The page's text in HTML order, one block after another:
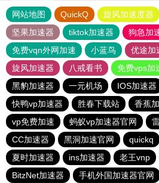
网站地图 QuickQ 旋风加速度器
坚果加速器
tiktok加速器
狗急加
免费vqn外网加速
小蓝鸟 优途加
旋风加速器
八戒看书
免费vps加
黑豹加速器
一元机场 IOS加速器
快鸭vp加速器
胜春下载站 香蕉
vp免费加速
蚂蚁vp加速器官网
CC加速器
黑洞加速官网 quickq
夏时加速器
ins加速器 老王vnp
BitzNet加速器
手机外国加速器官网